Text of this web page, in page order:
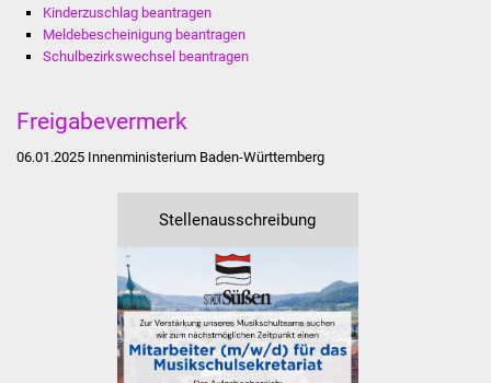
Kirchen
Lokale Agenda
Fachteam Jugend
Kinder- und
Kinderzuschlag beantragen
Meldebescheinigung beantragen
Schulbezirkswechsel beantragen
Freigabevermerk
06.01.2025Innenministerium Baden-Württemberg
Stellenausschreibung